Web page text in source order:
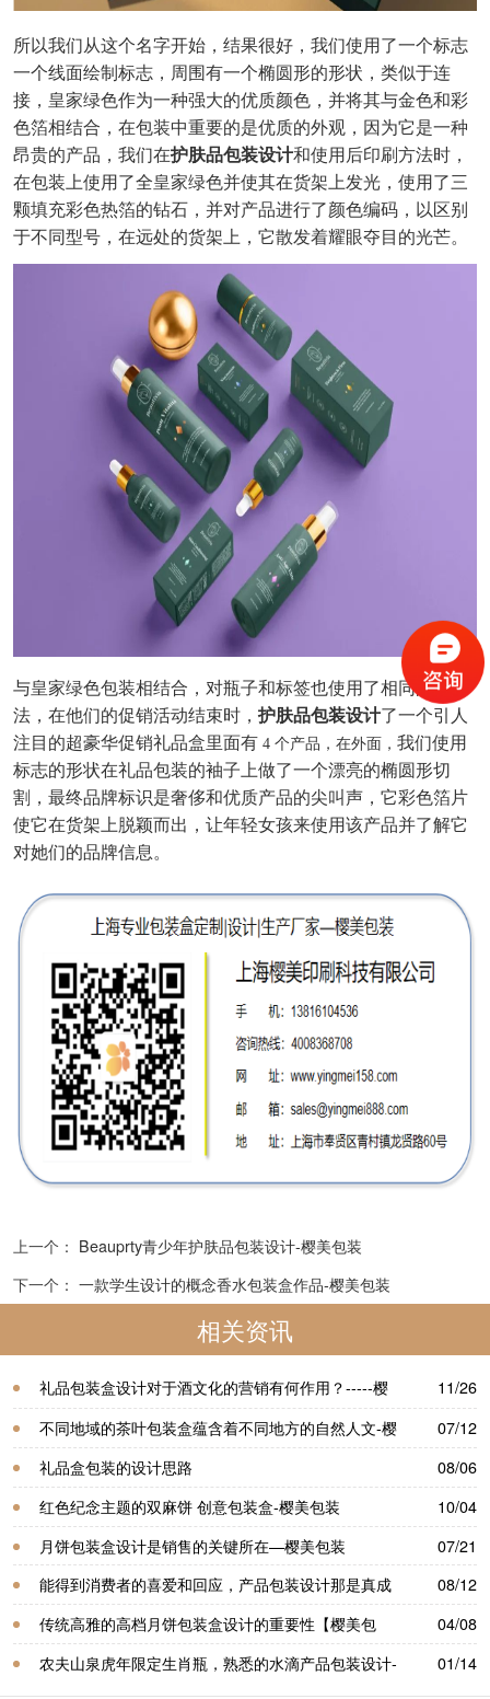
所以我们从这个名字开始，结果很好，我们使用了一个标志
一个线面绘制标志，周围有一个椭圆形的形状，类似于连
接，皇家绿色作为一种强大的优质颜色，并将其与金色和彩
色箔相结合，在包装中重要的是优质的外观，因为它是一种
昂贵的产品，我们在护肤品包装设计和使用后印刷方法时，
在包装上使用了全皇家绿色并使其在货架上发光，使用了三
颗填充彩色热箔的钻石，并对产品进行了颜色编码，以区别
于不同型号，在远处的货架上，它散发着耀眼夺目的光芒。
与皇家绿色包装相结合，对瓶子和标签也使用了相同的方
法，在他们的促销活动结束时， 护肤品包装设计了一个引人
注目的超豪华促销礼品盒里面有 4 个产品，在外面， 我们使用
标志的形状在礼品包装的袖子上做了一个漂亮的椭圆形切
割，最终品牌标识是奢侈和优质产品的尖叫声，它彩色箔片
使它在货架上脱颖而出，让年轻女孩来使用该产品并了解它
对她们的品牌信息。
上一个： Beauprty青少年护肤品包装设计-樱美包装
下一个： 一款学生设计的概念香水包装盒作品-樱美包装
相关资讯
礼品包装盒设计对于酒文化的营销有何作用？-----樱
美包装
11/26
不同地域的茶叶包装盒蕴含着不同地方的自然人文-樱
美包装
07/12
礼品盒包装的设计思路
08/06
红色纪念主题的双麻饼 创意包装盒-樱美包装
10/04
月饼包装盒设计是销售的关键所在—樱美包装
07/21
能得到消费者的喜爱和回应，产品包装设计那是真成
功呀—樱美包装
08/12
传统高雅的高档月饼包装盒设计的重要性【樱美包
装】
04/08
农夫山泉虎年限定生肖瓶，熟悉的水滴产品包装设计-
01/14